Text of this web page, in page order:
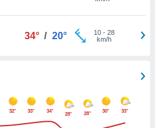
34° / 20° 10- 28
km/h
32° 33° 34°
28° 28° 30° 33°